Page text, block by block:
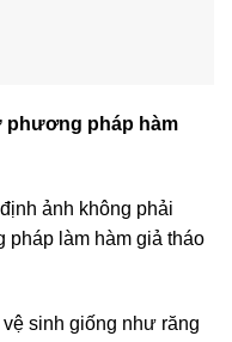
phương pháp hàm
ảnh không phải
làm hàm giả tháo
sinh giống như răng